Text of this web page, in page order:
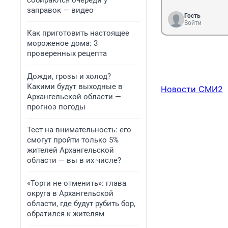
заправок — видео
Как приготовить настоящее
мороженое дома: 3
проверенных рецепта
Дожди, грозы и холод?
Какими будут выходные в
Архангельской области —
прогноз погоды
Тест на внимательность: его
смогут пройти только 5%
жителей Архангельской
области — вы в их числе?
«Торги не отменить»: глава
округа в Архангельской
области, где будут рубить бор,
обратился к жителям
Гость
Войти
Новости СМИ2